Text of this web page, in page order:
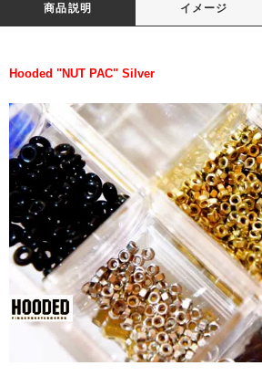
商品説明 イメージ
Hooded "NUT PAC" Silver